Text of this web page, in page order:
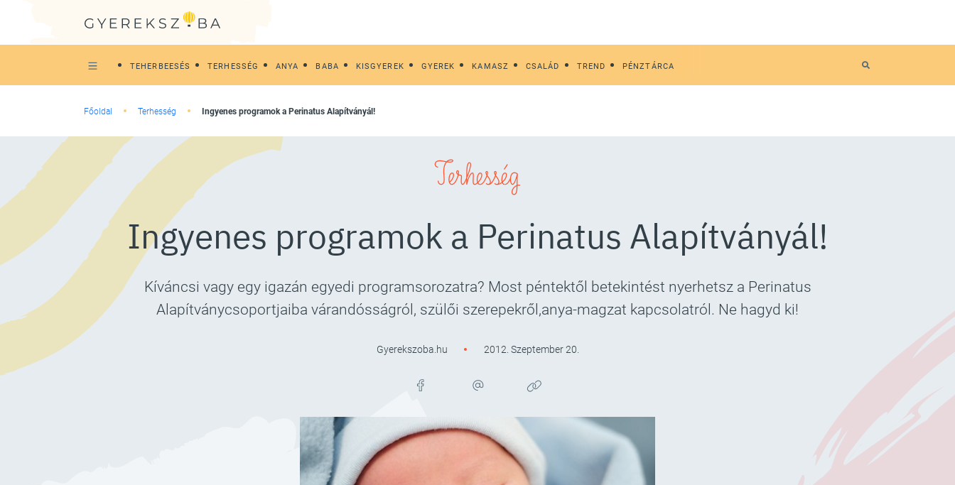
TEHERBEESÉS TERHESSÉG ANYA BABA KISGYEREK GYEREK KAMASZ CSALÁD TREND PÉNZTÁRCA
Főoldal Terhesség Ingyenes programok a Perinatus Alapítványál!
Terhesség
Ingyenes programok a Perinatus Alapítványál!
Kíváncsi vagy egy igazán egyedi programsorozatra? Most péntektől betekintést nyerhetsz a Perinatus
Alapítványcsoportjaiba várandósságról, szülői szerepekről,anya-magzat kapcsolatról. Ne hagyd ki!
Gyerekszoba.hu 2012. Szeptember 20.